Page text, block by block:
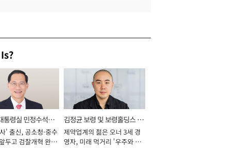
통령실 민정수석비
' 출신, 공소청·중수
두고 검찰개혁 완수
김정균 보령 및 보령홀딩스 대
표이사 사장
제약업계의 젊은 오너 3세 경
영자, 미래 먹거리 '우주와 헬